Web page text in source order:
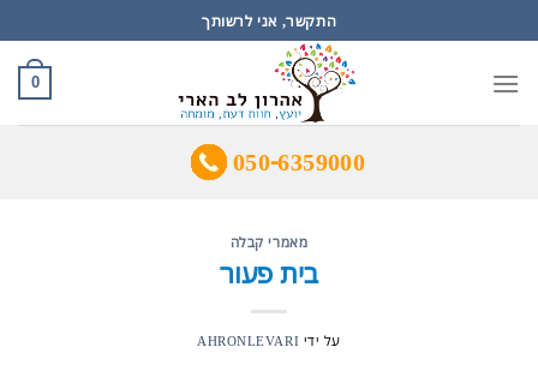
to
content
התקשר, אני לרשותך
0
050-6359000
מאמרי קבלה
בית פעור
על ידי AHRONLEVARI